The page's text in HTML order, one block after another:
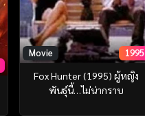
Movie 1995
Fox Hunter (1995) ผู้หญิง
พันธุ์นี้…ไม่น่ากราบ